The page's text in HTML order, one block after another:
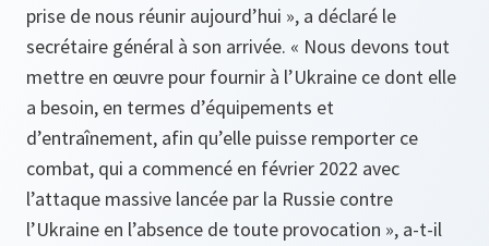
prise de nous réunir aujourd’hui », a déclaré le
secrétaire général à son arrivée. « Nous devons tout
mettre en œuvre pour fournir à l’Ukraine ce dont elle
a besoin, en termes d’équipements et
d’entraînement, afin qu’elle puisse remporter ce
combat, qui a commencé en février 2022 avec
l’attaque massive lancée par la Russie contre
l’Ukraine en l’absence de toute provocation », a-t-il